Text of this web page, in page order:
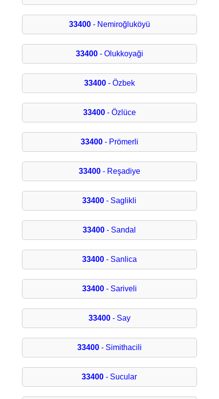
33400- Nemiroğluköyü
33400- Olukkoyaği
33400- Özbek
33400- Özlüce
33400- Prömerli
33400- Reşadiye
33400 - Saglikli
33400 - Sandal
33400- Sanlica
33400- Sariveli
33400- Say
33400- Simithacili
33400 - Sucular